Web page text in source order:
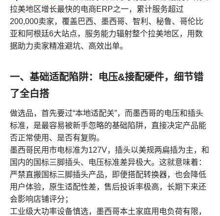
拉美地区增长最快的电商ERP之一，累计服务超过
200,000卖家，覆盖巴西、墨西哥、智利、秘鲁、哥伦比
亚和阿根廷6大站点，服务能力辐射整个拉美地区，用数
据助力卖家精准避坑、高效出单。
一、基础适配陷阱：电压&接配硬件，细节错
了全白搭
做选品，首先要过“本地适配关”，而墨西哥的电压和插头
标准，是最容易被新手忽略的基础陷阱，直接决定产品能
否正常使用、是否有复购。
墨西哥民用市电标准为127V，插头以美规两扁插为主，和
国内的国标三脚插头、电压标准差异极大。这就意味着：
严禁直搬国标三脚插头产品，即便搭配转换器，也会降低
用户体验，原生适配性差，售后投诉率极高，长期下来还
会影响店铺评分；
工业级大功率设备慎选，墨西哥本土家庭用电负荷有限，